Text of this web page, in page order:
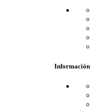
Información